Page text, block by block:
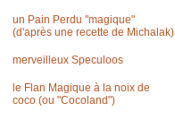
un Pain Perdu "magique"
(d'après une recette de Michalak)
merveilleux Speculoos
le Flan Magique à la noix de
coco (ou "Cocoland")